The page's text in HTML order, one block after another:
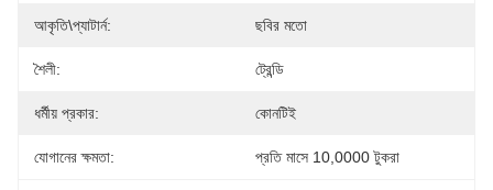
আকৃতি\প্যাটার্ন: ছবির মতো
শৈলী: ট্রেন্ডি
ধর্মীয় প্রকার: কোনটিই
যোগানের ক্ষমতা: প্রতি মাসে 10,0000 টুকরা